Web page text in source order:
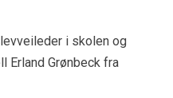
i skolen og
Erland Grønbeck fra